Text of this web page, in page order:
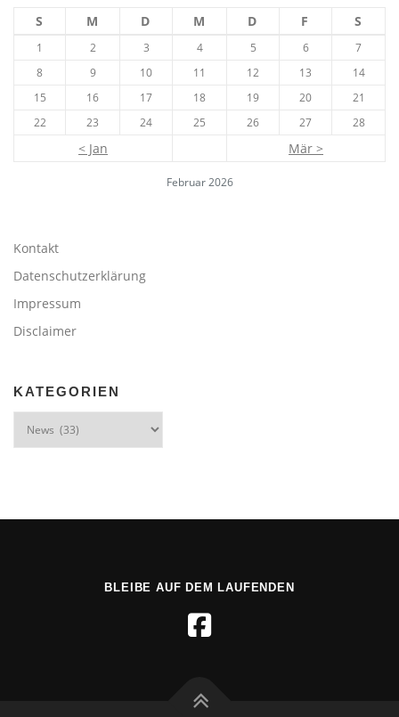
Februar 2026
S M D M D F S
1 2 3 4 5 6
7
8
9 10 11 12 13
14
15
16 17 18 19 20
21
22
23 24 25 26 27 28
< Jan Mär >
Kontakt
Datenschutzerklärung
Impressum
Disclaimer
KATEGORIEN
BLEIBE AUF DEM LAUFENDEN